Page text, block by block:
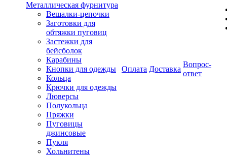
Металлическая фурнитура
Вешалки-цепочки
Заготовки для
обтяжки пуговиц
Застежки для
бейсболок
Карабины
Кнопки для одежды
Кольца
Крючки для одежды
Люверсы
Полукольца
Пряжки
Пуговицы
джинсовые
Пукля
Хольнитены
Оплата Доставка
Вопрос-
ответ